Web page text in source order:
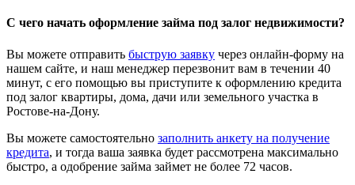
С чего начать оформление займа под залог недвижимости?
Вы можете отправить быструю заявку через онлайн-форму на
нашем сайте, и наш менеджер перезвонит вам в течении 40
минут, с его помощью вы приступите к оформлению кредита
под залог квартиры, дома, дачи или земельного участка в
Ростове-на-Дону.
Вы можете самостоятельно заполнить анкету на получение
кредита, и тогда ваша заявка будет рассмотрена максимально
быстро, а одобрение займа займет не более 72 часов.